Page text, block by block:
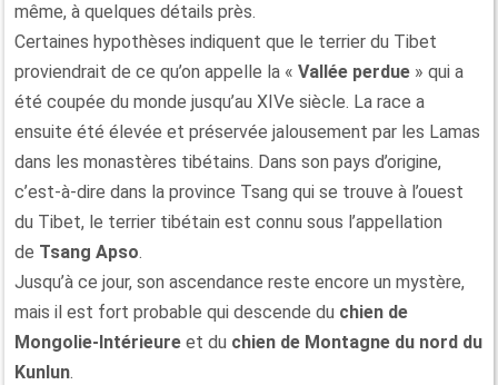
même, à quelques détails près.
Certaines hypothèses indiquent que le terrier du Tibet
proviendrait de ce qu’on appelle la « Vallée perdue » qui a
été coupée du monde jusqu’au XIVe siècle. La race a
ensuite été élevée et préservée jalousement par les Lamas
dans les monastères tibétains. Dans son pays d’origine,
c’est-à-dire dans la province Tsang qui se trouve à l’ouest
du Tibet, le terrier tibétain est connu sous l’appellation
de Tsang Apso.
Jusqu’à ce jour, son ascendance reste encore un mystère,
mais il est fort probable qui descende du chien de
Mongolie-Intérieure et du chien de Montagne du nord du
Kunlun.